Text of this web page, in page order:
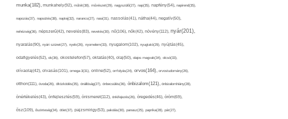
munka(182), munkahely(92), műtét(38), művészet(29), nagyszülő(27), nap(35), napfény(54), napirend(35),
napozás(37), napsütés(38), naptej(32), narancs(27), nasi(31), nassolás(41), nátha(44), negatív(50),
nehézség(36), népszerű(42), nevelés(83), nevetés(30), nő(106), nők(42), növény(112), nyár(201),
nyaralás(90), nyári szünet(27), nyelv(26), nyomelem(33), nyugalom(102), nyugtató(29), nyújtás(45),
odafigyelés(52), ok(36), okostelefon(57), oktatás(40), olaj(50), olajos magvak(34), olcsó(33),
olívaolaj(42), olvasás(101), omega-3(31), online(52), orrfolyás(24), orvos(164), orvostudomány(26),
otthon(111), óvoda(26), öltözködés(35), önállóság(27), önbecsülés(36), önbizalom(121), önbizalomhiány(28),
önértékelés(43), önfejlesztés(59), önismeret(112), önkifejezés(26), öregedés(46), öröm(69),
ősz(109), őszinteség(34), ötlet(37), pajzsmirigy(53), pakolás(30), panasz(25), paprika(28), pár(27),